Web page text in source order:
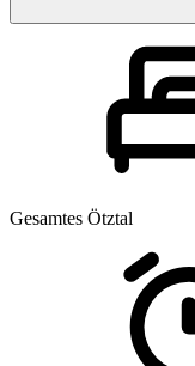
Gesamtes Ötztal